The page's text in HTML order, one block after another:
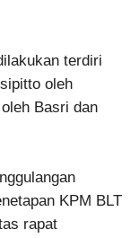
terdiri
oleh
Basri dan
KPM BLT
rapat